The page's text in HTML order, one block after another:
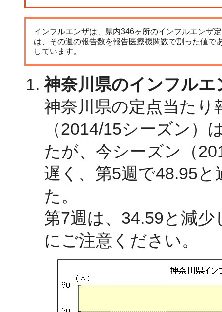
インフルエンザは、県内346ヶ所のインフルエンザ
は、その週の報告数を報告医療機関数で割った値
しています。
神奈川県のインフルエ
神奈川県の定点当たり
（2014/15シーズン）
たが、今シーズン（
遅く、第5週で48.95
た。
第7週は、34.59と減
にご注意ください。